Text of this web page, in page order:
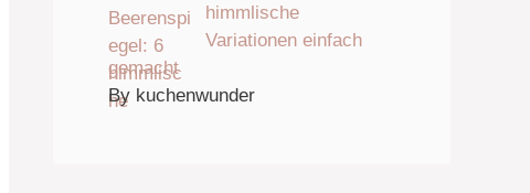
himmlische
Variationen einfach
gemacht
By kuchenwunder